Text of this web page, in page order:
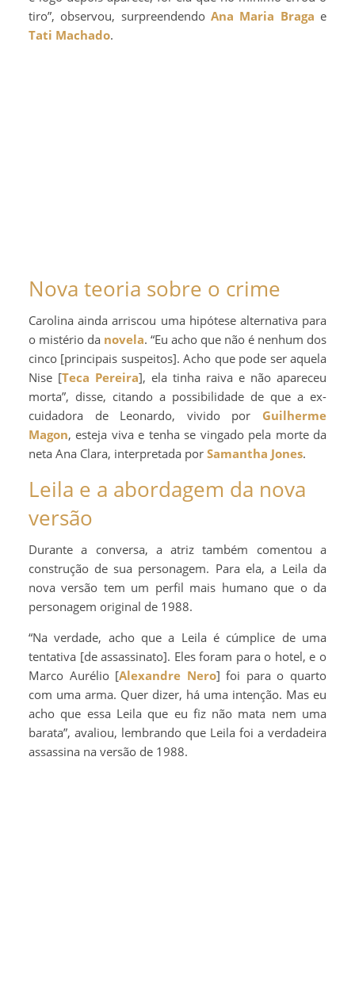
tiro”, observou, surpreendendo Ana Maria Braga e
Tati Machado.
Nova teoria sobre o crime
Carolina ainda arriscou uma hipótese alternativa para
o mistério da novela. “Eu acho que não é nenhum dos
cinco [principais suspeitos]. Acho que pode ser aquela
Nise [Teca Pereira], ela tinha raiva e não apareceu
morta”, disse, citando a possibilidade de que a ex-
cuidadora de Leonardo, vivido por Guilherme
Magon, esteja viva e tenha se vingado pela morte da
neta Ana Clara, interpretada por Samantha Jones.
Leila e a abordagem da nova
versão
Durante a conversa, a atriz também comentou a
construção de sua personagem. Para ela, a Leila da
nova versão tem um perfil mais humano que o da
personagem original de 1988.
“Na verdade, acho que a Leila é cúmplice de uma
tentativa [de assassinato]. Eles foram para o hotel, e o
Marco Aurélio [Alexandre Nero] foi para o quarto
com uma arma. Quer dizer, há uma intenção. Mas eu
acho que essa Leila que eu fiz não mata nem uma
barata”, avaliou, lembrando que Leila foi a verdadeira
assassina na versão de 1988.